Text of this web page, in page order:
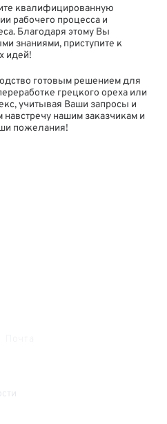
квалифицированную
рабочего процесса и
Благодаря этому Вы
знаниями, приступите к
идей!
готовым решением для
грецкого ореха или
учитывая Ваши запросы и
нашим заказчикам и
пожелания!